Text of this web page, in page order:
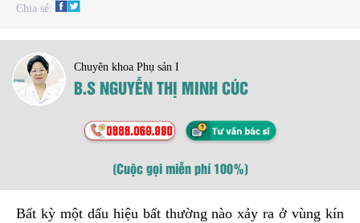
Chia sẻ:
Chuyên khoa Phụ sản I
B.S NGUYỄN THỊ MINH CÚC
(Cuộc gọi miễn phí 100%)
Bất kỳ một dấu hiệu bất thường nào xảy ra ở vùng kín